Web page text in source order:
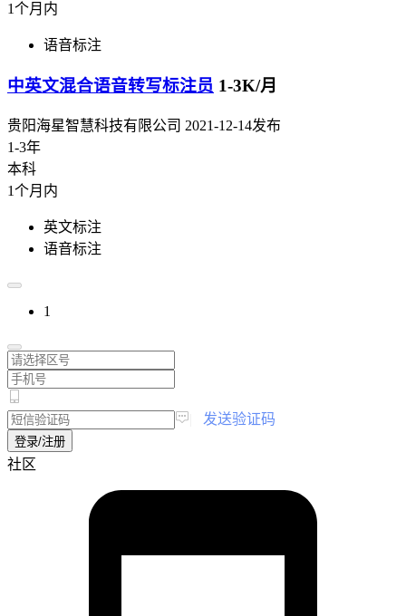
1个月内
语音标注
中英文混合语音转写标注员 1-3K/月
贵阳海星智慧科技有限公司 2021-12-14发布
1-3年
本科
1个月内
英文标注
语音标注
1
发送验证码
登录/注册
社区